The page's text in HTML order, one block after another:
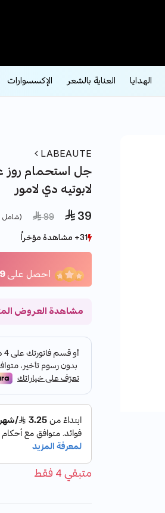
الهدايا العناية بالشعر الإكسسوارات
LABEAUTE
لابوتيه دي لامور
 39
from
 99
to (شامل
31+ مشاهدة مؤخراً
40+ بيع مؤخراً
31+ مشاهدة مؤخراً
40+ بيع مؤخراً
احصل على
مشاهدة العروض
متبقي 4 فقط